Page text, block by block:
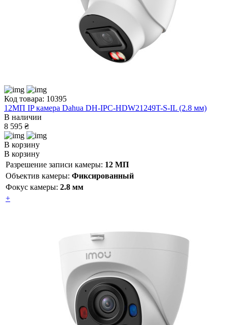
Код товара: 10395
12МП IP камера Dahua DH-IPC-HDW21249T-S-IL (2.8 мм)
В наличии
8 595 ₴
В корзину
В корзину
Разрешение записи камеры: 12 МП
Объектив камеры: Фиксированный
Фокус камеры: 2.8 мм
+